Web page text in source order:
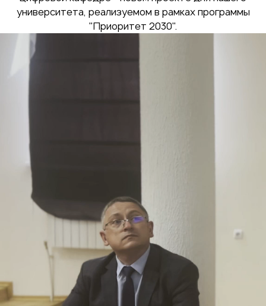
университета, реализуемом в рамках программы
"Приоритет 2030".